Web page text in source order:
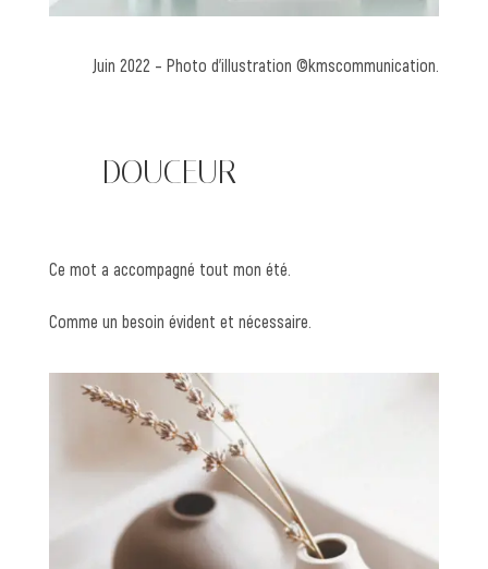
Juin 2022 – Photo d’illustration ©kmscommunication.
—— DOUCEUR
Ce mot a accompagné tout mon été.
Comme un besoin évident et nécessaire.